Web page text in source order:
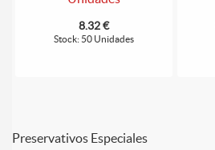
8.32 €
Stock: 50 Unidades
Preservativos Especiales